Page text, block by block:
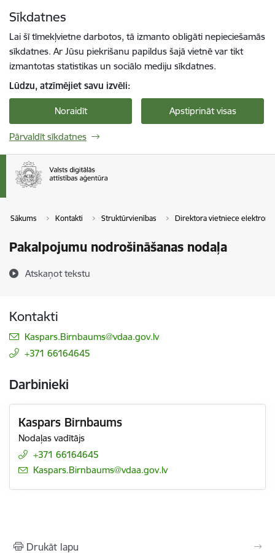
Sīkdatnes
Lai šī tīmekļvietne darbotos, tā izmanto obligāti nepieciešamās
sīkdatnes. Ar Jūsu piekrišanu papildus šajā vietnē var tikt
izmantotas statistikas un sociālo mediju sīkdatnes.
Lūdzu, atzīmējiet savu izvēli:
Noraidīt Apstiprināt visas
Pārvaldīt sīkdatnes
Sākums Kontakti Struktūrvienības Direktora vietniece
Pakalpojumu nodrošināšanas nodaļa
Atskaņot tekstu
Kontakti
E-pasts:
Kaspars.Birnbaums@vdaa.gov.lv
+371 66164645
Darbinieki
Kaspars Birnbaums
Nodaļas vadītājs
+371 66164645
E-pasts:
Kaspars.Birnbaums@vdaa.gov.lv
Drukāt lapu